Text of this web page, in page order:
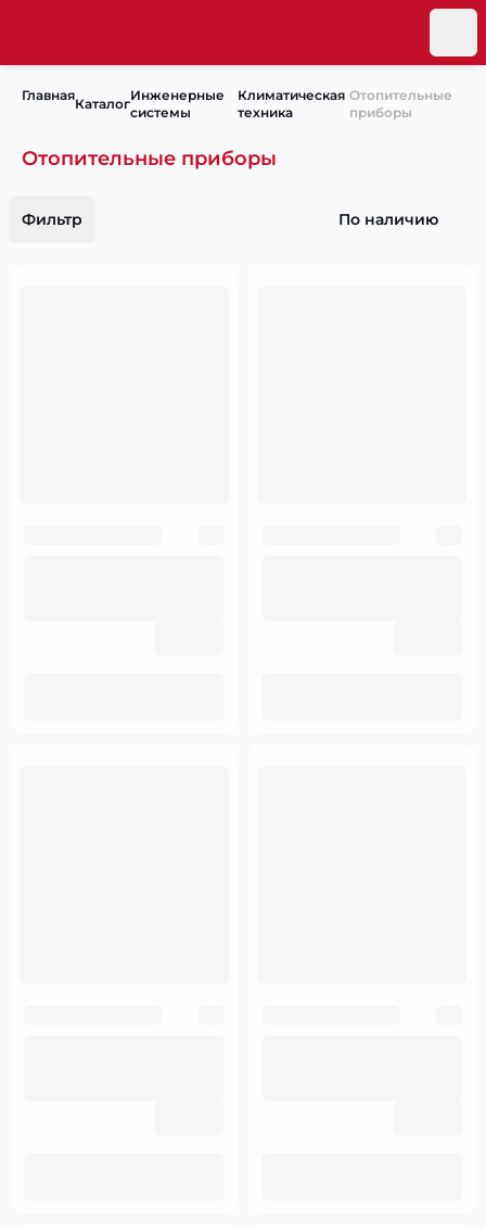
Главная
Каталог
Инженерные
системы
Климатическая
техника
Отопительные
приборы
Отопительные приборы
Фильтр По наличию